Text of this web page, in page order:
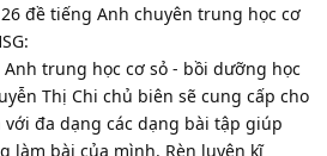
đề tiếng Anh chuyên trung học cơ
trung học cơ sỏ - bồi dưỡng học
Thị Chi chủ biên sẽ cung cấp cho
với đa dạng các dạng bài tập giúp
làm bài của mình. Rèn luyện kĩ